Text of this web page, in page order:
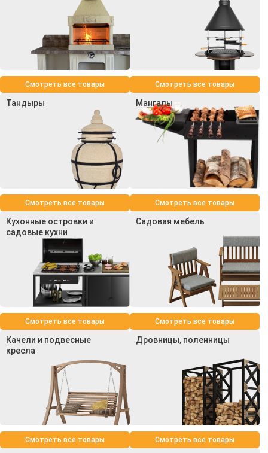
Смотреть все товары Смотреть все товары
Тандыры
Смотреть все товары
Мангалы
Смотреть все товары
Кухонные островки и
садовые кухни
Смотреть все товары
Садовая мебель
Смотреть все товары
Качели и подвесные
кресла
Смотреть все товары
Дровницы, поленницы
Смотреть все товары